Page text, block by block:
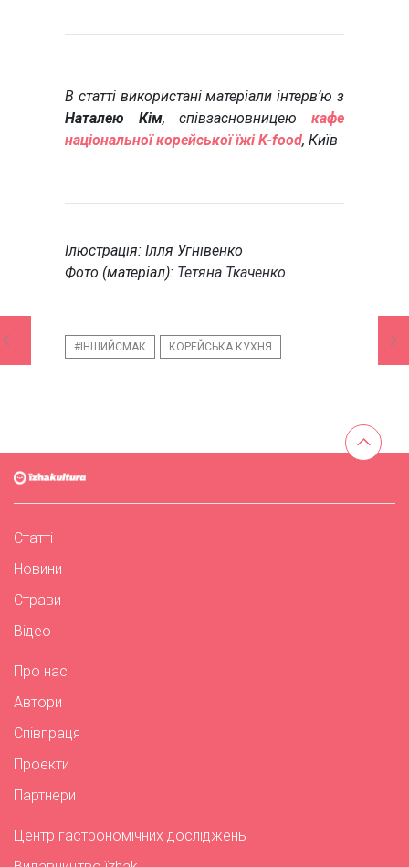
В статті використані матеріали інтерв’ю з
Наталею Кім, співзасновницеюкафе
національної корейської їжі K-food, Київ
Ілюстрація: Ілля Угнівенко
Фото (матеріал): Тетяна Ткаченко
#ІНШИЙСМАК КОРЕЙСЬКА КУХНЯ
Статті
Новини
Страви
Відео
Про нас
Автори
Співпраця
Проекти
Партнери
Центр гастрономічних досліджень